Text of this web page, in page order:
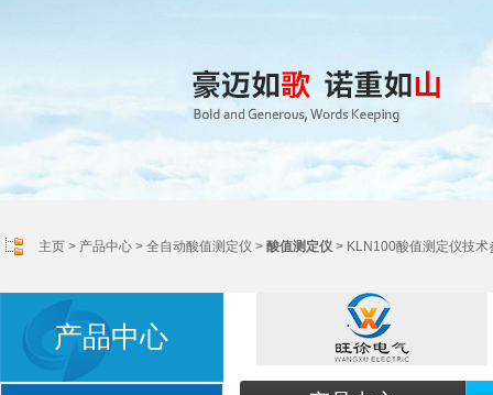
主页 > 产品中心 > 全自动酸值测定仪 > 酸值测定仪 > KLN100酸值测定仪技术
产品中心